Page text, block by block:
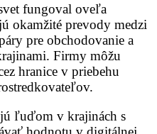
fungoval oveľa
okamžité prevody medzi
pre obchodovanie a
Firmy môžu
hranice v priebehu
ľuďom v krajinách s